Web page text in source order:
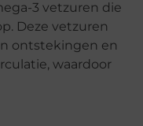
3 vetzuren die
Deze vetzuren
ontstekingen en
waardoor